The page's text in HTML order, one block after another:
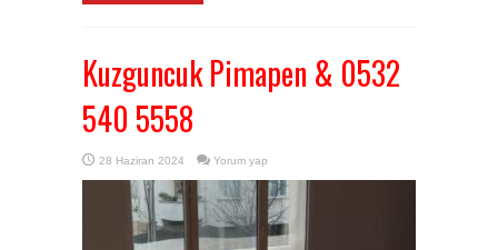
Kuzguncuk Pimapen & 0532
540 5558
28 Haziran 2024 Yorum yap